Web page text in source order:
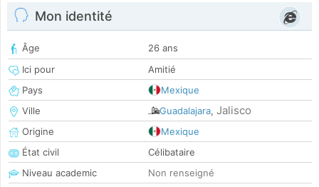
Mon identité
Âge
26 ans
Ici pour
Amitié
Pays
Mexique
Ville
Guadalajara, Jalisco
Origine
Mexique
État civil
Célibataire
Niveau academic
Non renseigné